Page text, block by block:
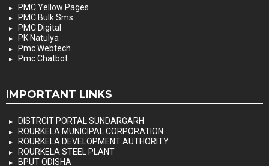
PMC Yellow Pages
PMC Bulk Sms
PMC Digital
PK Natulya
Pmc Webtech
Pmc Chatbot
IMPORTANT LINKS
DISTRCIT PORTAL SUNDARGARH
ROURKELA MUNICIPAL CORPORATION
ROURKELA DEVELOPMENT AUTHORITY
ROURKELA STEEL PLANT
BPUT ODISHA